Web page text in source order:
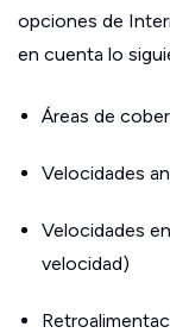
opciones de
en cuenta lo
Áreas de
Velocidades
Velocidades
velocidad)